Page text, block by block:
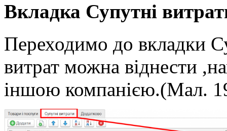
Вкладка Супутні
Переходимо до вкладки
витрат можна віднести
іншою компанією.(Мал.